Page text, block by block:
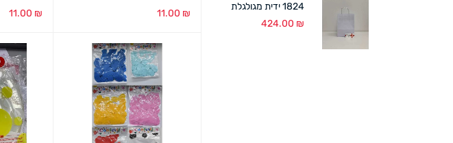
1824 ידית מגולגלת
לבן (300 יח')424.00 ₪
11.00 ₪
11.00 ₪